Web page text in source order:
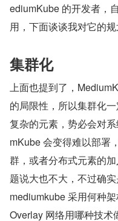
ediumKube 的开发者，
用，下面谈谈我对它的规
集群化
上面也提到了，
的局限性，所以集群化
复杂的元素，势必会对
mKube 会变得难以部署
群，或者分布式元素的
题说大也不大，不过确
mediumkube 采用何种
Overlay 网络用哪种技术